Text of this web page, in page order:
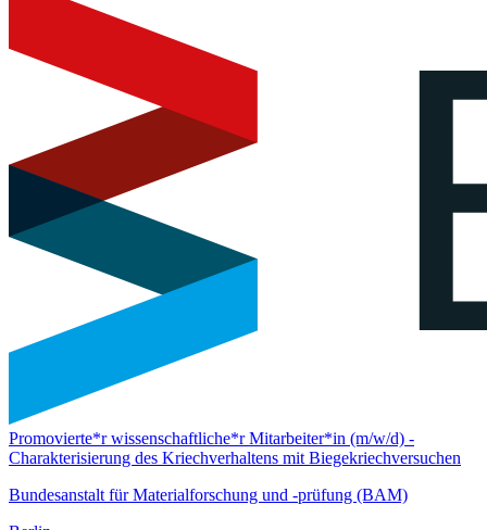
Promovierte*r wissenschaftliche*r Mitarbeiter*in (m/w/d) -
Charakterisierung des Kriechverhaltens mit Biegekriechversuchen
Bundesanstalt für Materialforschung und -prüfung (BAM)